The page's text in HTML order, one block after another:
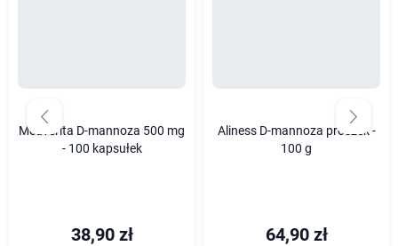
Medverita D-mannoza 500 mg
- 100 kapsułek
38,90 zł
Aliness D-mannoza proszek -
100 g
64,90 zł